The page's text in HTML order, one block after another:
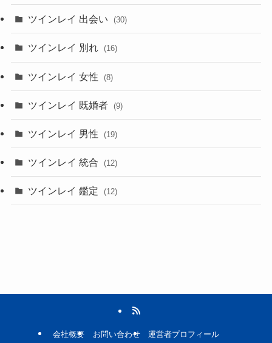
ツインレイ 出会い (30)
ツインレイ 別れ (16)
ツインレイ 女性 (8)
ツインレイ 既婚者 (9)
ツインレイ 男性 (19)
ツインレイ 統合 (12)
ツインレイ 鑑定 (12)
会社概要 お問い合わせ 運営者プロフィール